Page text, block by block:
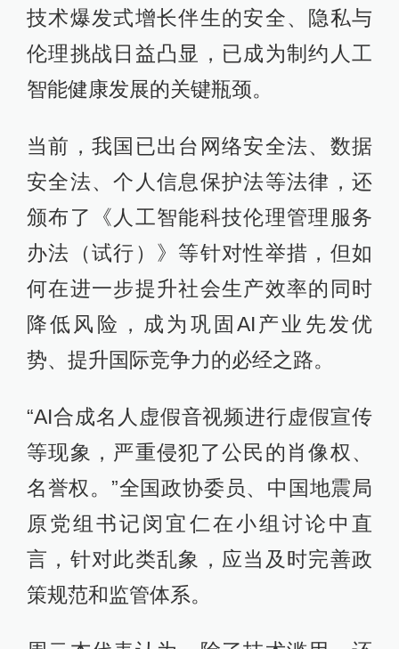
技术爆发式增长伴生的安全、隐私与
伦理挑战日益凸显，已成为制约人工
智能健康发展的关键瓶颈。
当前，我国已出台网络安全法、数据
安全法、个人信息保护法等法律，还
颁布了《人工智能科技伦理管理服务
办法（试行）》等针对性举措，但如
何在进一步提升社会生产效率的同时
降低风险，成为巩固AI产业先发优
势、提升国际竞争力的必经之路。
“AI合成名人虚假音视频进行虚假宣传
等现象，严重侵犯了公民的肖像权、
名誉权。”全国政协委员、中国地震局
原党组书记闵宜仁在小组讨论中直
言，针对此类乱象，应当及时完善政
策规范和监管体系。